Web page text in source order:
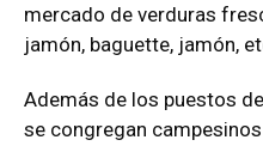
mercado de verduras
jamón, baguette, jamón,
Además de los puestos
se congregan